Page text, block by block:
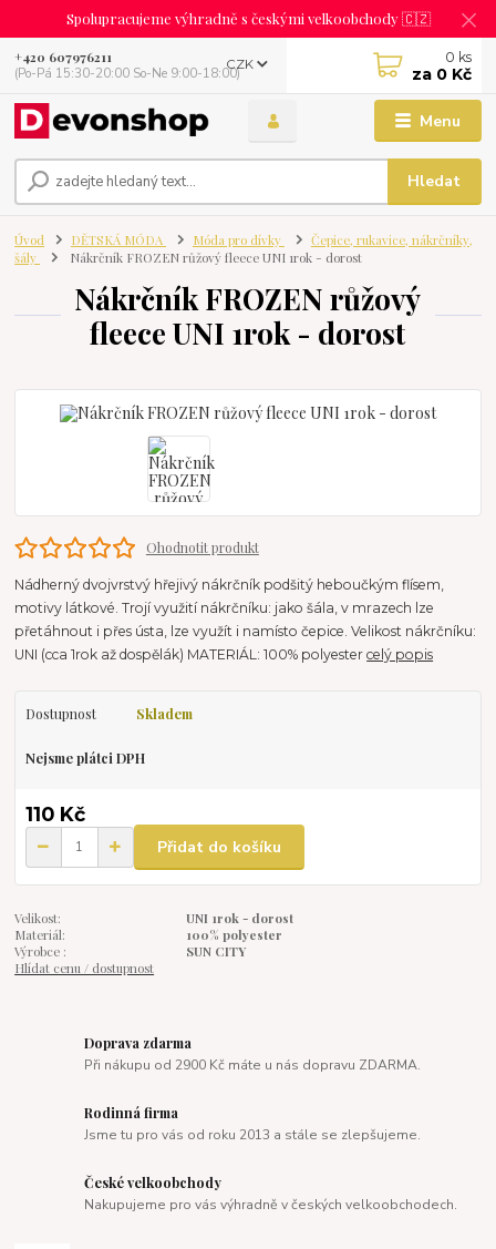
Spolupracujeme výhradně s českými velkoobchody 🇨🇿
Menu
CZK
Hledat
+420 607976211
(Po-Pá 15:30-20:00 So-Ne 9:00-18:00)
0 ks
za 0 Kč
Úvod DĚTSKÁ MÓDA Móda pro dívky
Čepice, rukavice, nákrčníky,
šály
Nákrčník FROZEN růžový fleece UNI 1rok - dorost
Nákrčník FROZEN růžový
fleece UNI 1rok - dorost
Ohodnotit produkt
Nádherný dvojvrstvý hřejivý nákrčník podšitý heboučkým flísem,
motivy látkové. Trojí využití nákrčníku: jako šála, v mrazech lze
přetáhnout i přes ústa, lze využít i namísto čepice. Velikost nákrčníku:
UNI (cca 1rok až dospělák) MATERIÁL: 100% polyestercelý popis
Dostupnost Skladem
Nejsme plátci DPH
110 Kč
Přidat do košíku
Velikost:
UNI 1rok - dorost
Materiál:
100% polyester
Výrobce :
SUN CITY
Hlídat cenu / dostupnost
Doprava zdarma
Při nákupu od 2900 Kč máte u nás dopravu ZDARMA.
Rodinná firma
Jsme tu pro vás od roku 2013 a stále se zlepšujeme.
České velkoobchody
Nakupujeme pro vás výhradně v českých velkoobchodech.